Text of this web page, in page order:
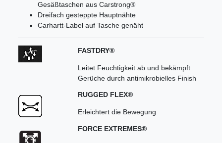
Gesäßtaschen aus Carstrong®
Dreifach gesteppte Hauptnähte
Carhartt-Label auf Tasche genäht
FASTDRY®
Leitet Feuchtigkeit ab und bekämpft
Gerüche durch antimikrobielles Finish
RUGGED FLEX®
Erleichtert die Bewegung
FORCE EXTREMES®